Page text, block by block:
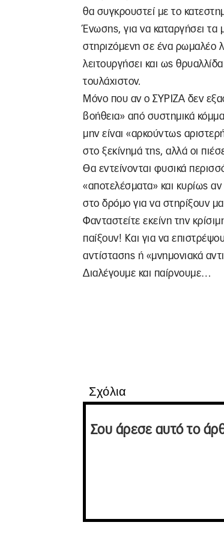
θα συγκρουστεί με το
Ένωσης, για να καταργήσει τα
στηριζόμενη σε ένα ρωμαλέο
λειτουργήσει και ως
τουλάχιστον.
Μόνο που αν ο ΣΥΡΙΖΑ δεν
βοήθεια» από συστημικά
μην είναι «αρκούντως
στο ξεκίνημά της, αλλά οι
Θα εντείνονται φυσικά
«αποτελέσματα» και κυρίως
στο δρόμο για να στηρίξουν
Φανταστείτε εκείνη την
παίξουν! Και για να
αντίστασης ή «μνημονιακά
Διαλέγουμε και παίρνουμε…
Σχόλια
Σου άρεσε αυτό το